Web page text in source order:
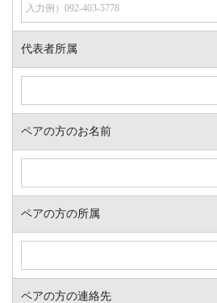
代表者所属
ペアの方のお名前
ペアの方の所属
ペアの方の連絡先